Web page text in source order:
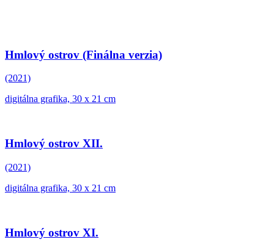
Hmlový ostrov (Finálna verzia)
(2021)
digitálna grafika, 30 x 21 cm
Hmlový ostrov XII.
(2021)
digitálna grafika, 30 x 21 cm
Hmlový ostrov XI.